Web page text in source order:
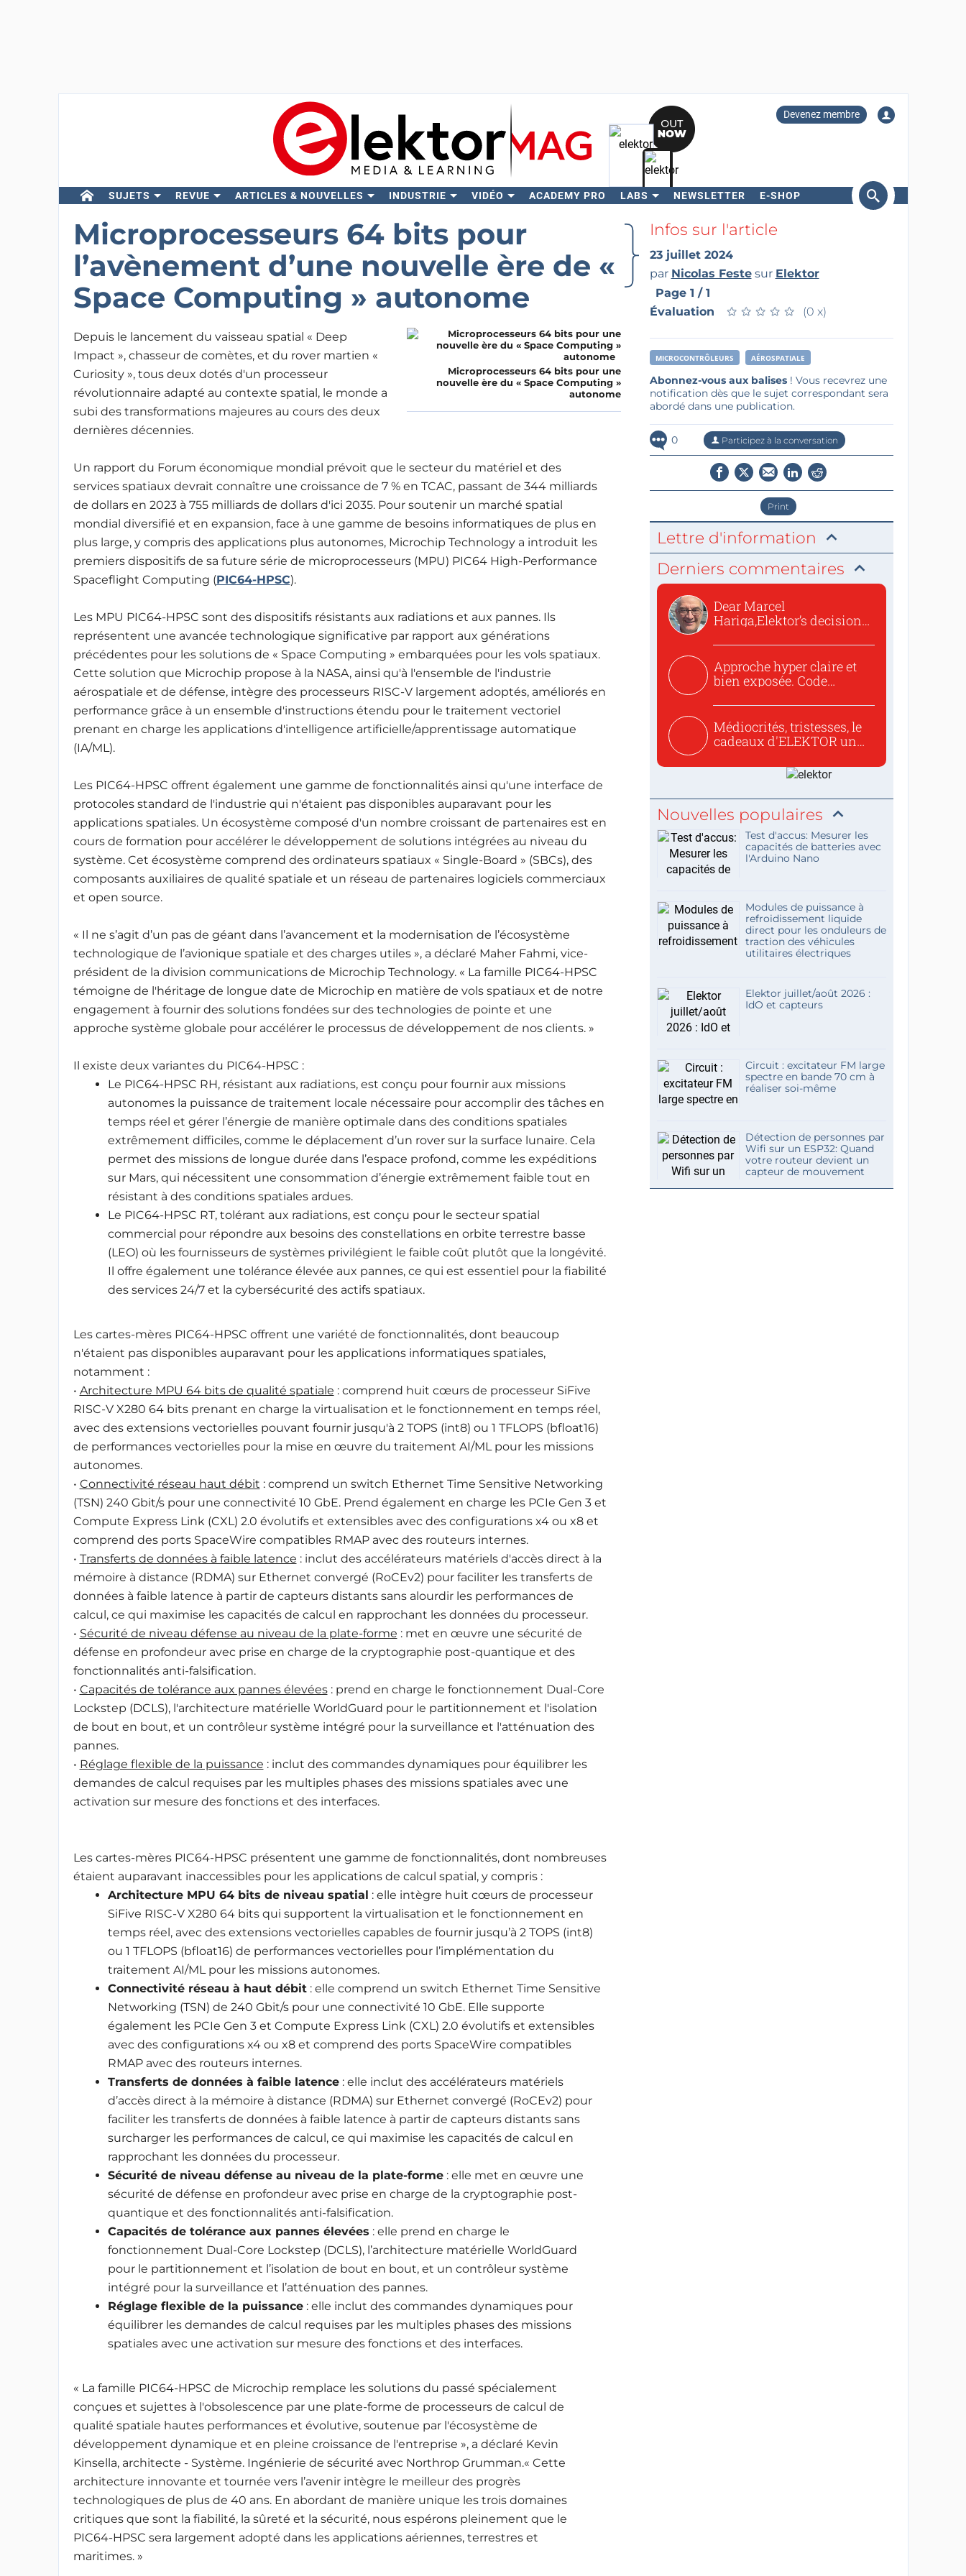
Devenez membre
SUJETS REVUE ARTICLES & NOUVELLES INDUSTRIE VIDÉO ACADEMY PRO LABS NEWSLETTER E-SHOP
Rechercher
Microprocesseurs 64 bits pour
l’avènement d’une nouvelle ère de «
Space Computing » autonome
Microprocesseurs 64 bits pour une
nouvelle ère du « Space Computing »
autonome
Depuis le lancement du vaisseau spatial « Deep
Impact », chasseur de comètes, et du rover martien «
Curiosity », tous deux dotés d'un processeur
révolutionnaire adapté au contexte spatial, le monde a
subi des transformations majeures au cours des deux
dernières décennies.
Un rapport du Forum économique mondial prévoit que le secteur du matériel et des
services spatiaux devrait connaître une croissance de 7 % en TCAC, passant de 344 milliards
de dollars en 2023 à 755 milliards de dollars d'ici 2035. Pour soutenir un marché spatial
mondial diversifié et en expansion, face à une gamme de besoins informatiques de plus en
plus large, y compris des applications plus autonomes, Microchip Technology a introduit les
premiers dispositifs de sa future série de microprocesseurs (MPU) PIC64 High-Performance
Spaceflight Computing (PIC64-HPSC).
Les MPU PIC64-HPSC sont des dispositifs résistants aux radiations et aux pannes. Ils
représentent une avancée technologique significative par rapport aux générations
précédentes pour les solutions de « Space Computing » embarquées pour les vols spatiaux.
Cette solution que Microchip propose à la NASA, ainsi qu'à l'ensemble de l'industrie
aérospatiale et de défense, intègre des processeurs RISC-V largement adoptés, améliorés en
performance grâce à un ensemble d'instructions étendu pour le traitement vectoriel
prenant en charge les applications d'intelligence artificielle/apprentissage automatique
(IA/ML).
Les PIC64-HPSC offrent également une gamme de fonctionnalités ainsi qu'une interface de
protocoles standard de l'industrie qui n'étaient pas disponibles auparavant pour les
applications spatiales. Un écosystème composé d'un nombre croissant de partenaires est en
cours de formation pour accélérer le développement de solutions intégrées au niveau du
système. Cet écosystème comprend des ordinateurs spatiaux « Single-Board » (SBCs), des
composants auxiliaires de qualité spatiale et un réseau de partenaires logiciels commerciaux
et open source.
« Il ne s’agit d’un pas de géant dans l’avancement et la modernisation de l’écosystème
technologique de l’avionique spatiale et des charges utiles », a déclaré Maher Fahmi, vice-
président de la division communications de Microchip Technology. « La famille PIC64-HPSC
témoigne de l'héritage de longue date de Microchip en matière de vols spatiaux et de notre
engagement à fournir des solutions fondées sur des technologies de pointe et une
approche système globale pour accélérer le processus de développement de nos clients. »
Il existe deux variantes du PIC64-HPSC :
Le PIC64-HPSC RH, résistant aux radiations, est conçu pour fournir aux missions
autonomes la puissance de traitement locale nécessaire pour accomplir des tâches en
temps réel et gérer l’énergie de manière optimale dans des conditions spatiales
extrêmement difficiles, comme le déplacement d’un rover sur la surface lunaire. Cela
permet des missions de longue durée dans l’espace profond, comme les expéditions
sur Mars, qui nécessitent une consommation d’énergie extrêmement faible tout en
résistant à des conditions spatiales ardues.
Le PIC64-HPSC RT, tolérant aux radiations, est conçu pour le secteur spatial
commercial pour répondre aux besoins des constellations en orbite terrestre basse
(LEO) où les fournisseurs de systèmes privilégient le faible coût plutôt que la longévité.
Il offre également une tolérance élevée aux pannes, ce qui est essentiel pour la fiabilité
des services 24/7 et la cybersécurité des actifs spatiaux.
Les cartes-mères PIC64-HPSC offrent une variété de fonctionnalités, dont beaucoup
n'étaient pas disponibles auparavant pour les applications informatiques spatiales,
notamment :
• Architecture MPU 64 bits de qualité spatiale : comprend huit cœurs de processeur SiFive
RISC-V X280 64 bits prenant en charge la virtualisation et le fonctionnement en temps réel,
avec des extensions vectorielles pouvant fournir jusqu'à 2 TOPS (int8) ou 1 TFLOPS (bfloat16)
de performances vectorielles pour la mise en œuvre du traitement AI/ML pour les missions
autonomes.
• Connectivité réseau haut débit : comprend un switch Ethernet Time Sensitive Networking
(TSN) 240 Gbit/s pour une connectivité 10 GbE. Prend également en charge les PCIe Gen 3 et
Compute Express Link (CXL) 2.0 évolutifs et extensibles avec des configurations x4 ou x8 et
comprend des ports SpaceWire compatibles RMAP avec des routeurs internes.
• Transferts de données à faible latence : inclut des accélérateurs matériels d'accès direct à la
mémoire à distance (RDMA) sur Ethernet convergé (RoCEv2) pour faciliter les transferts de
données à faible latence à partir de capteurs distants sans alourdir les performances de
calcul, ce qui maximise les capacités de calcul en rapprochant les données du processeur.
• Sécurité de niveau défense au niveau de la plate-forme : met en œuvre une sécurité de
défense en profondeur avec prise en charge de la cryptographie post-quantique et des
fonctionnalités anti-falsification.
• Capacités de tolérance aux pannes élevées: prend en charge le fonctionnement Dual-Core
Lockstep (DCLS), l'architecture matérielle WorldGuard pour le partitionnement et l'isolation
de bout en bout, et un contrôleur système intégré pour la surveillance et l'atténuation des
pannes.
• Réglage flexible de la puissance : inclut des commandes dynamiques pour équilibrer les
demandes de calcul requises par les multiples phases des missions spatiales avec une
activation sur mesure des fonctions et des interfaces.
Les cartes-mères PIC64-HPSC présentent une gamme de fonctionnalités, dont nombreuses
étaient auparavant inaccessibles pour les applications de calcul spatial, y compris :
Architecture MPU 64 bits de niveau spatial : elle intègre huit cœurs de processeur
SiFive RISC-V X280 64 bits qui supportent la virtualisation et le fonctionnement en
temps réel, avec des extensions vectorielles capables de fournir jusqu’à 2 TOPS (int8)
ou 1 TFLOPS (bfloat16) de performances vectorielles pour l’implémentation du
traitement AI/ML pour les missions autonomes.
Connectivité réseau à haut débit: elle comprend un switch Ethernet Time Sensitive
Networking (TSN) de 240 Gbit/s pour une connectivité 10 GbE. Elle supporte
également les PCIe Gen 3 et Compute Express Link (CXL) 2.0 évolutifs et extensibles
avec des configurations x4 ou x8 et comprend des ports SpaceWire compatibles
RMAP avec des routeurs internes.
Transferts de données à faible latence: elle inclut des accélérateurs matériels
d’accès direct à la mémoire à distance (RDMA) sur Ethernet convergé (RoCEv2) pour
faciliter les transferts de données à faible latence à partir de capteurs distants sans
surcharger les performances de calcul, ce qui maximise les capacités de calcul en
rapprochant les données du processeur.
Sécurité de niveau défense au niveau de la plate-forme: elle met en œuvre une
sécurité de défense en profondeur avec prise en charge de la cryptographie post-
quantique et des fonctionnalités anti-falsification.
Capacités de tolérance aux pannes élevées : elle prend en charge le
fonctionnement Dual-Core Lockstep (DCLS), l’architecture matérielle WorldGuard
pour le partitionnement et l’isolation de bout en bout, et un contrôleur système
intégré pour la surveillance et l’atténuation des pannes.
Réglage flexible de la puissance: elle inclut des commandes dynamiques pour
équilibrer les demandes de calcul requises par les multiples phases des missions
spatiales avec une activation sur mesure des fonctions et des interfaces.
« La famille PIC64-HPSC de Microchip remplace les solutions du passé spécialement
conçues et sujettes à l'obsolescence par une plate-forme de processeurs de calcul de
qualité spatiale hautes performances et évolutive, soutenue par l'écosystème de
développement dynamique et en pleine croissance de l'entreprise », a déclaré Kevin
Kinsella, architecte - Système. Ingénierie de sécurité avec Northrop Grumman.« Cette
architecture innovante et tournée vers l’avenir intègre le meilleur des progrès
technologiques de plus de 40 ans. En abordant de manière unique les trois domaines
critiques que sont la fiabilité, la sûreté et la sécurité, nous espérons pleinement que le
PIC64-HPSC sera largement adopté dans les applications aériennes, terrestres et
maritimes. »
Infos sur l'article
23 juillet 2024
par Nicolas Festesur Elektor
Page 1 / 1
Évaluation
★ ★ ★ ★ ★
★ ★ ★ ★ ★ (0 x)
MICROCONTRÔLEURS AÉROSPATIALE
Abonnez-vous aux balises! Vous recevrez une
notification dès que le sujet correspondant sera
abordé dans une publication.
0 Participez à la conversation
Print
Lettre d'information
Derniers commentaires
Dear Marcel
Hariga,Elektor’s decision
Approche hyper claire et
bien exposée. Code
Médiocrités, tristesses, le
cadeaux d'ELEKTOR un
Nouvelles populaires
Test d'accus: Mesurer les
capacités de batteries avec
l'Arduino Nano
Modules de puissance à
refroidissement liquide
direct pour les onduleurs de
traction des véhicules
utilitaires électriques
Elektor juillet/août 2026 :
IdO et capteurs
Circuit : excitateur FM large
spectre en bande 70 cm à
réaliser soi-même
Détection de personnes par
Wifi sur un ESP32: Quand
votre routeur devient un
capteur de mouvement